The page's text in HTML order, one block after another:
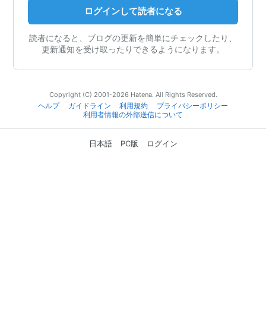
ログインして読者になる
読者になると、ブログの更新を簡単にチェックしたり、
更新通知を受け取ったりできるようになります。
Copyright (C) 2001-2026 Hatena. All Rights Reserved.
ヘルプ
ガイドライン 利用規約
プライバシーポリシー
利用者情報の外部送信について
日本語 PC版 ログイン